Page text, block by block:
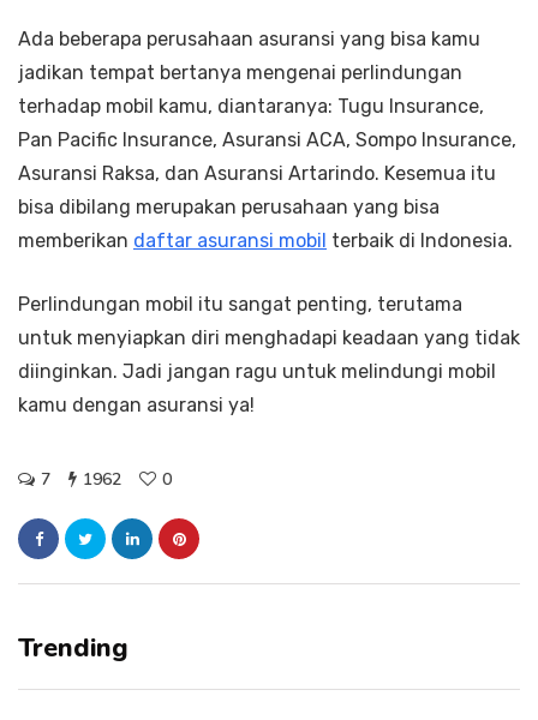
Ada beberapa perusahaan asuransi yang bisa kamu
jadikan tempat bertanya mengenai perlindungan
terhadap mobil kamu, diantaranya: Tugu Insurance,
Pan Pacific Insurance, Asuransi ACA, Sompo Insurance,
Asuransi Raksa, dan Asuransi Artarindo. Kesemua itu
bisa dibilang merupakan perusahaan yang bisa
memberikan daftar asuransi mobil terbaik di Indonesia.
Perlindungan mobil itu sangat penting, terutama
untuk menyiapkan diri menghadapi keadaan yang tidak
diinginkan. Jadi jangan ragu untuk melindungi mobil
kamu dengan asuransi ya!
7 1962 0
Trending